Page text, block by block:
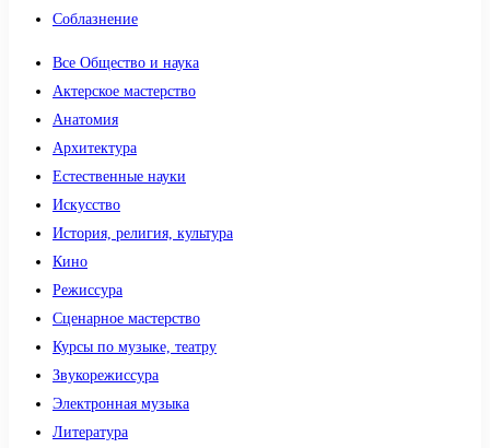
Соблазнение
Все Общество и наука
Актерское мастерство
Анатомия
Архитектура
Естественные науки
Искусство
История, религия, культура
Кино
Режиссура
Сценарное мастерство
Курсы по музыке, театру
Звукорежиссура
Электронная музыка
Литература